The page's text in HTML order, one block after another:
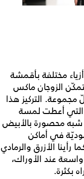
مختلفة بأقمشة
الزوجان ماكس
التركيز هذا
التي أعطت لمسة
شبه محصورة بالأبيض
في أماكن
الأزرق والرمادي
عند الأوراك،
بكثرة.